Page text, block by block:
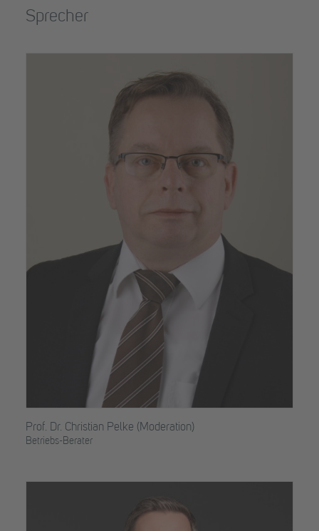
Sprecher
Prof. Dr. Christian Pelke (Moderation)
Betriebs-Berater